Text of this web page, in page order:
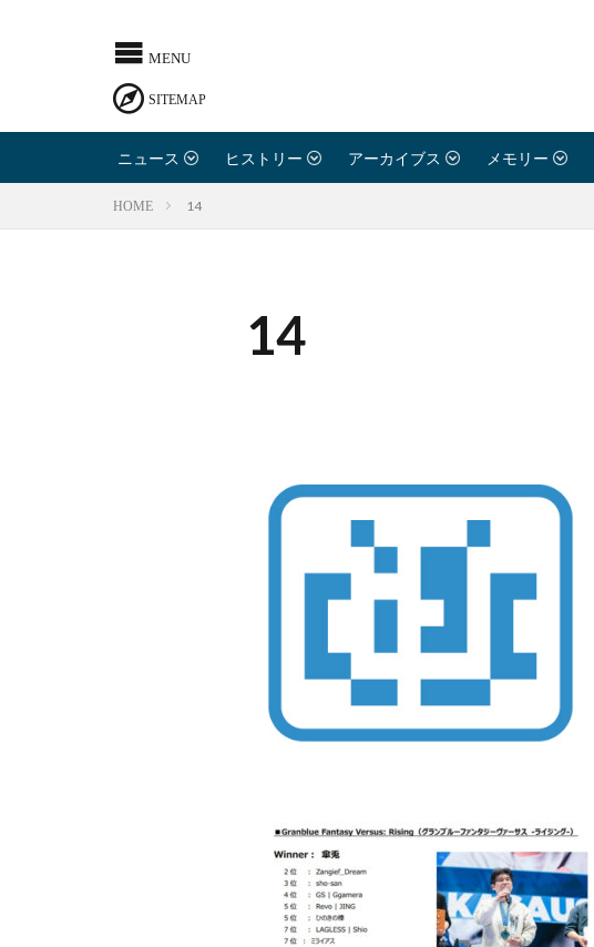
ニュース ヒストリー アーカイブス メモリー
HOME 14
14